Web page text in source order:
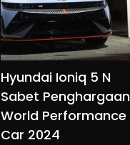
Hyundai Ioniq 5 N
Sabet Penghargaan
World Performance
Car 2024